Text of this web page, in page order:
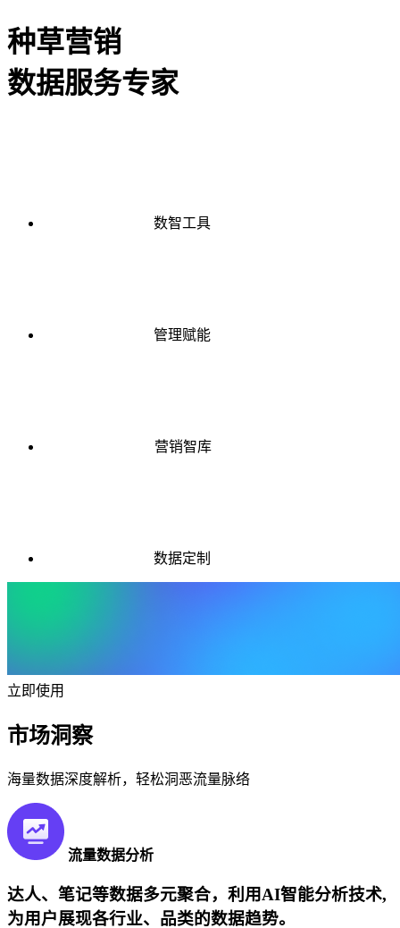
种草营销
数据服务专家
数智工具
管理赋能
营销智库
数据定制
立即使用
市场洞察
海量数据深度解析，轻松洞恶流量脉络
流量数据分析
达人、笔记等数据多元聚合，利用AI智能分析技术,
为用户展现各行业、品类的数据趋势。